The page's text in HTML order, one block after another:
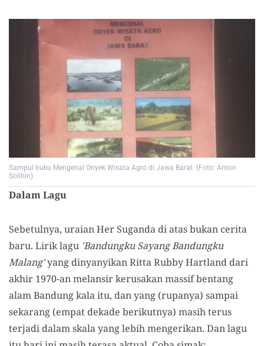
Sampul buku Mengenal Onyek Wisata Agro di Jawa Barat. (Foto: Anton
Solihin)
Dalam Lagu
Sebetulnya, uraian Her Suganda di atas bukan cerita
baru. Lirik lagu 'Bandungku Sayang Bandungku
Malang'yang dinyanyikan Ritta Rubby Hartland dari
akhir 1970-an melansir kerusakan massif bentang
alam Bandung kala itu, dan yang (rupanya) sampai
sekarang (empat dekade berikutnya) masih terus
terjadi dalam skala yang lebih mengerikan. Dan lagu